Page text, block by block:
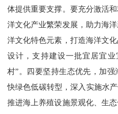
体提供重要支撑。要充分激活
洋文化产业繁荣发展，助力海
洋文化特色元素，打造海洋文
设计，支持建设一批宜居宜
村”。四要坚持生态优先，加
快绿色低碳转型，深入实施水
推进海上养殖设施景观化、生